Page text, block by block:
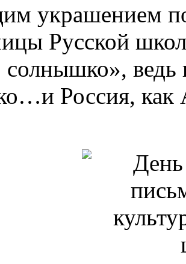
украшением
Русской
ведь
Россия, как